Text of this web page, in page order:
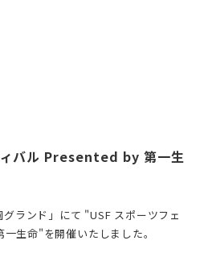
ィバル Presented by 第一生
ランド」にて "USF スポーツフェ
生命"を開催いたしました。